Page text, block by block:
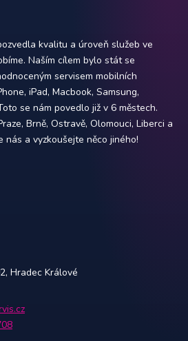
kvalitu a úroveň služeb ve
Naším cílem bylo stát se
servisem mobilních
iPad, Macbook, Samsung,
se nám povedlo již v 6 městech.
Brně, Ostravě, Olomouci, Liberci a
nás a vyzkoušejte něco jiného!
Hradec Králové